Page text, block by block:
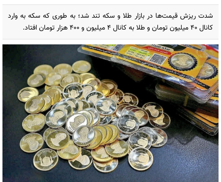
شدت ریزش قیمت‌ها در بازار طلا و سکه تند شد؛ به طوری که سکه به وارد
کانال ۴۰ میلیون تومان و طلا به کانال ۴ میلیون و ۴۰۰ هزار تومان افتاد.